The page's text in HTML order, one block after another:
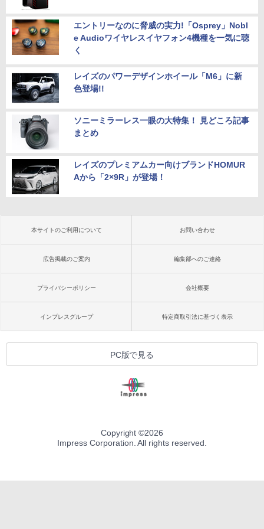
エントリーなのに脅威の実力!「Osprey」Nobl
e Audioワイヤレスイヤフォン4機種を一気に聴
く
レイズのパワーデザインホイール「M6」に新
色登場!!
ソニーミラーレス一眼の大特集！ 見どころ記事
まとめ
レイズのプレミアムカー向けブランドHOMUR
Aから「2×9R」が登場！
本サイトのご利用について お問い合わせ
広告掲載のご案内 編集部へのご連絡
プライバシーポリシー 会社概要
インプレスグループ 特定商取引法に基づく表示
PC版で見る
Copyright ©2026
Impress Corporation. All rights reserved.